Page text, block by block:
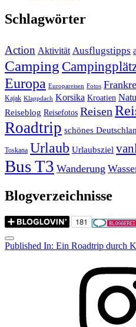
Schlagwörter
Action Aktivität Ausflugstipps
Camping
Europa Europareisen Fotos
Kajak Klappdach Korsika Kroatien
Reiseblog Reisefotos Reisen
Roadtrip schönes
Toskana Urlaub Urlaubsziel
Bus T3 Wanderung
Blogverzeichnisse
Menu
Post
Published In: Ein Roadtrip durch